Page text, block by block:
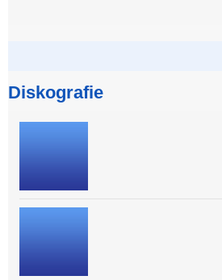
Diskografie